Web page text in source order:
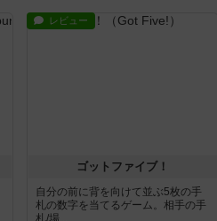
レビュー
ゴットファイブ！
自分の前に背を向けて並ぶ5枚の手
札の数字を当てるゲーム。相手の手
札/場...